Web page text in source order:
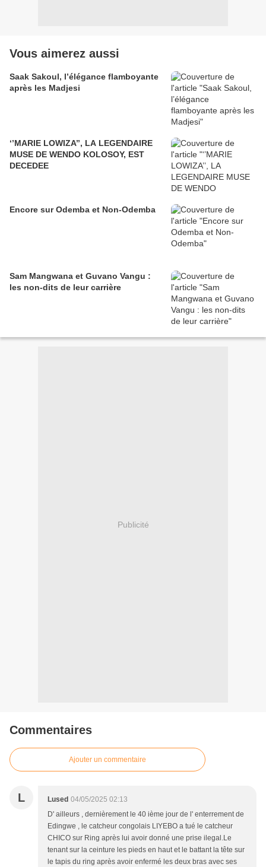
Vous aimerez aussi
Saak Sakoul, l’élégance flamboyante
après les Madjesi
‘’MARIE LOWIZA’’, LA LEGENDAIRE
MUSE DE WENDO KOLOSOY, EST
DECEDEE
Encore sur Odemba et Non-Odemba
Sam Mangwana et Guvano Vangu :
les non-dits de leur carrière
Publicité
Commentaires
Ajouter un commentaire
L Lused 04/05/2025 02:13
D' ailleurs , dernièrement le 40 ième jour de l' enterrement de
Edingwe , le catcheur congolais LIYEBO a tué le catcheur
CHICO sur Ring après lui avoir donné une prise ilegal.Le
tenant sur la ceinture les pieds en haut et le battant la tête sur
le tapis du ring après avoir enfermé les deux bras avec ses